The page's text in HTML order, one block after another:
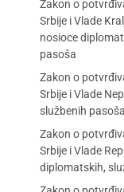
Zakon o
Srbije i Vlade
nosioce
pasoša
Zakon o
Srbije i Vlade
službenih pasoša
Zakon o
Srbije i Vlade
diplomatskih,